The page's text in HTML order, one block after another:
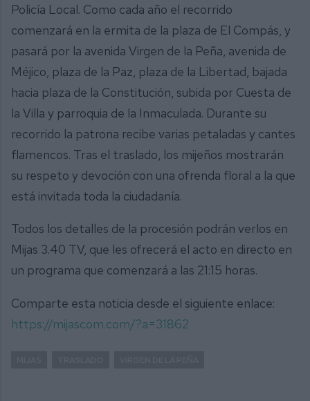
Policía Local. Como cada año el recorrido
comenzará en la ermita de la plaza de El Compás, y
pasará por la avenida Virgen de la Peña, avenida de
Méjico, plaza de la Paz, plaza de la Libertad, bajada
hacia plaza de la Constitución, subida por Cuesta de
la Villa y parroquia de la Inmaculada. Durante su
recorrido la patrona recibe varias petaladas y cantes
flamencos. Tras el traslado, los mijeños mostrarán
su respeto y devoción con una ofrenda floral a la que
está invitada toda la ciudadanía.
Todos los detalles de la procesión podrán verlos en
Mijas 3.40 TV, que les ofrecerá el acto en directo en
un programa que comenzará a las 21:15 horas.
Comparte esta noticia desde el siguiente enlace:
https://mijascom.com/?a=31862